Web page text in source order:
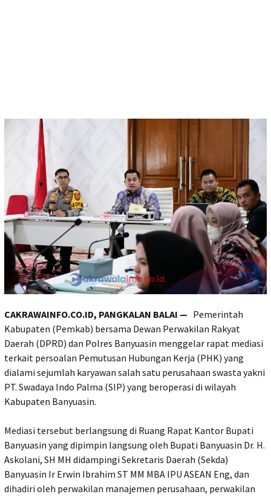
CAKRAWAINFO.CO.ID, PANGKALAN BALAI — Pemerintah
Kabupaten (Pemkab) bersama Dewan Perwakilan Rakyat
Daerah (DPRD) dan Polres Banyuasin menggelar rapat mediasi
terkait persoalan Pemutusan Hubungan Kerja (PHK) yang
dialami sejumlah karyawan salah satu perusahaan swasta yakni
PT. Swadaya Indo Palma (SIP) yang beroperasi di wilayah
Kabupaten Banyuasin.
Mediasi tersebut berlangsung di Ruang Rapat Kantor Bupati
Banyuasin yang dipimpin langsung oleh Bupati Banyuasin Dr. H.
Askolani, SH MH didampingi Sekretaris Daerah (Sekda)
Banyuasin Ir Erwin Ibrahim ST MM MBA IPU ASEAN Eng, dan
dihadiri oleh perwakilan manajemen perusahaan, perwakilan